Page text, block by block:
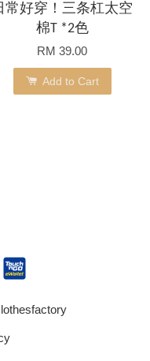
常好穿！三条杠太空
棉T *2色
RM 39.00
Add to Cart